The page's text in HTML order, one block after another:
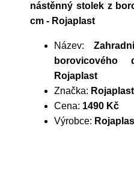
nástěnný stolek z
cm - Rojaplast
Název:
Rojaplast
Značka: Rojaplast
Cena: 1490 Kč
Výrobce: